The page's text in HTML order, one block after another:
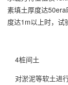
素填土厚度达
度达1m以上时，试
4桩间土
对淤泥等软土进